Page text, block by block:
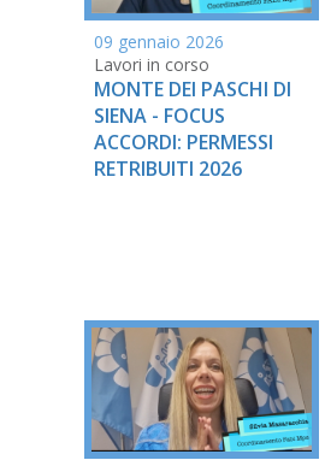
09 gennaio 2026
Lavori in corso
MONTE DEI PASCHI DI
SIENA - FOCUS
ACCORDI: PERMESSI
RETRIBUITI 2026